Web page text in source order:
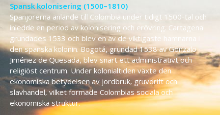
Spansk kolonisering (1500–1810)
Spanjorerna anlände till Colombia under tidigt 1500-tal och
inledde en period av kolonisering och erövring. Cartagena
grundades 1533 och blev en av de viktigaste hamnarna i
den spanska kolonin. Bogotá, grundad 1538 av Gonzalo
Jiménez de Quesada, blev snart ett administrativt och
religiöst centrum. Under kolonialtiden växte den
ekonomiska betydelsen av jordbruk, gruvdrift och
slavhandel, vilket formade Colombias sociala och
ekonomiska struktur.